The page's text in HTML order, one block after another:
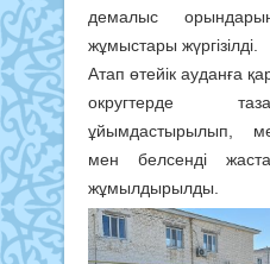
демалыс
жұмыстары жүргізілді.
Атап өтейік ауданға
округтерде
ұйымдастырылып,
мен белсенді
жұмылдырылды.